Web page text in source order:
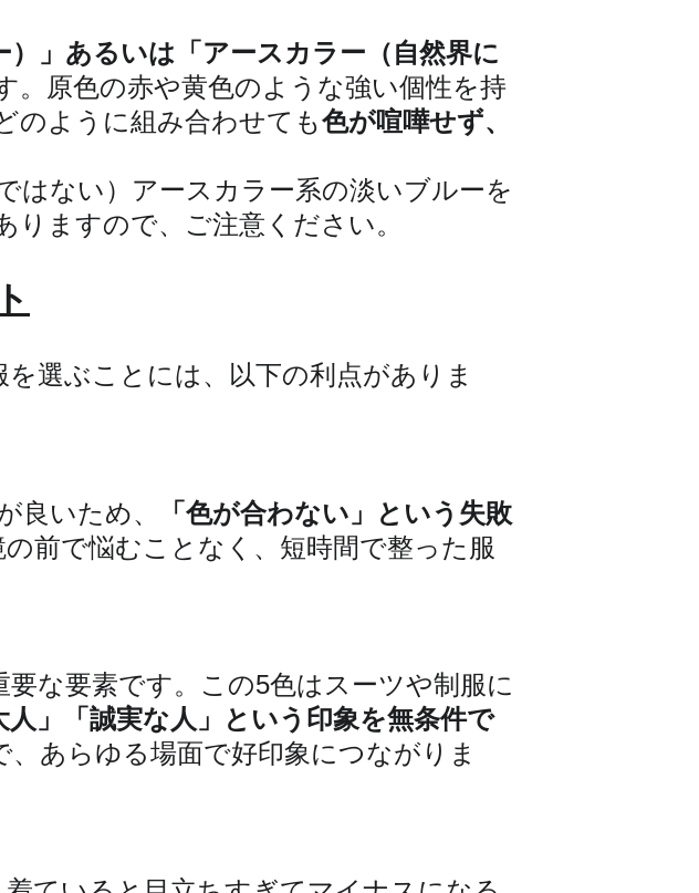
）」あるいは「アースカラー（自然界に
。原色の赤や黄色のような強い個性を持
のように組み合わせても色が喧嘩せず、
ない）アースカラー系の淡いブルーを
ますので、ご注意ください。
選ぶことには、以下の利点がありま
良いため、
「色が合わない」という失敗
前で悩むことなく、短時間で整った服
な要素です。この5色はスーツや制服に
」「誠実な人」という印象を無条件で
あらゆる場面で好印象につながりま